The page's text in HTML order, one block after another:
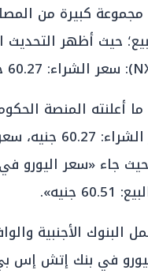
كبيرة من
حيث أظهر التحديث
أعلنته المنصة
الأجنبية